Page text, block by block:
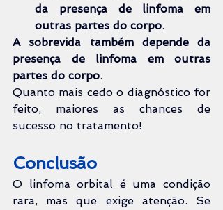
da presença de linfoma em
outras partes do corpo.
A sobrevida também depende da
presença de linfoma em outras
partes do corpo.
Quanto mais cedo o diagnóstico for
feito, maiores as chances de
sucesso no tratamento!
Conclusão
O linfoma orbital é uma condição
rara, mas que exige atenção. Se